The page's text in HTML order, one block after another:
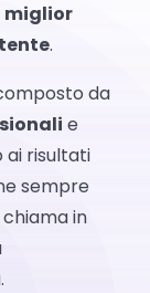
miglior
.
da
e
ai risultati
sempre
in